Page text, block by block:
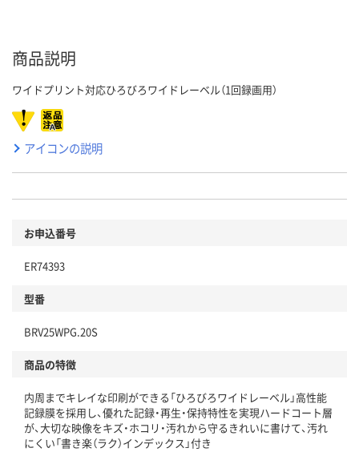
商品説明
ワイドプリント対応ひろびろワイドレーベル（1回録画用）
アイコンの説明
お申込番号
ER74393
型番
BRV25WPG.20S
商品の特徴
内周までキレイな印刷ができる「ひろびろワイドレーベル」高性能
記録膜を採用し、優れた記録・再生・保持特性を実現ハードコート層
が、大切な映像をキズ・ホコリ・汚れから守るきれいに書けて、汚れ
にくい「書き楽（ラク）インデックス」付き